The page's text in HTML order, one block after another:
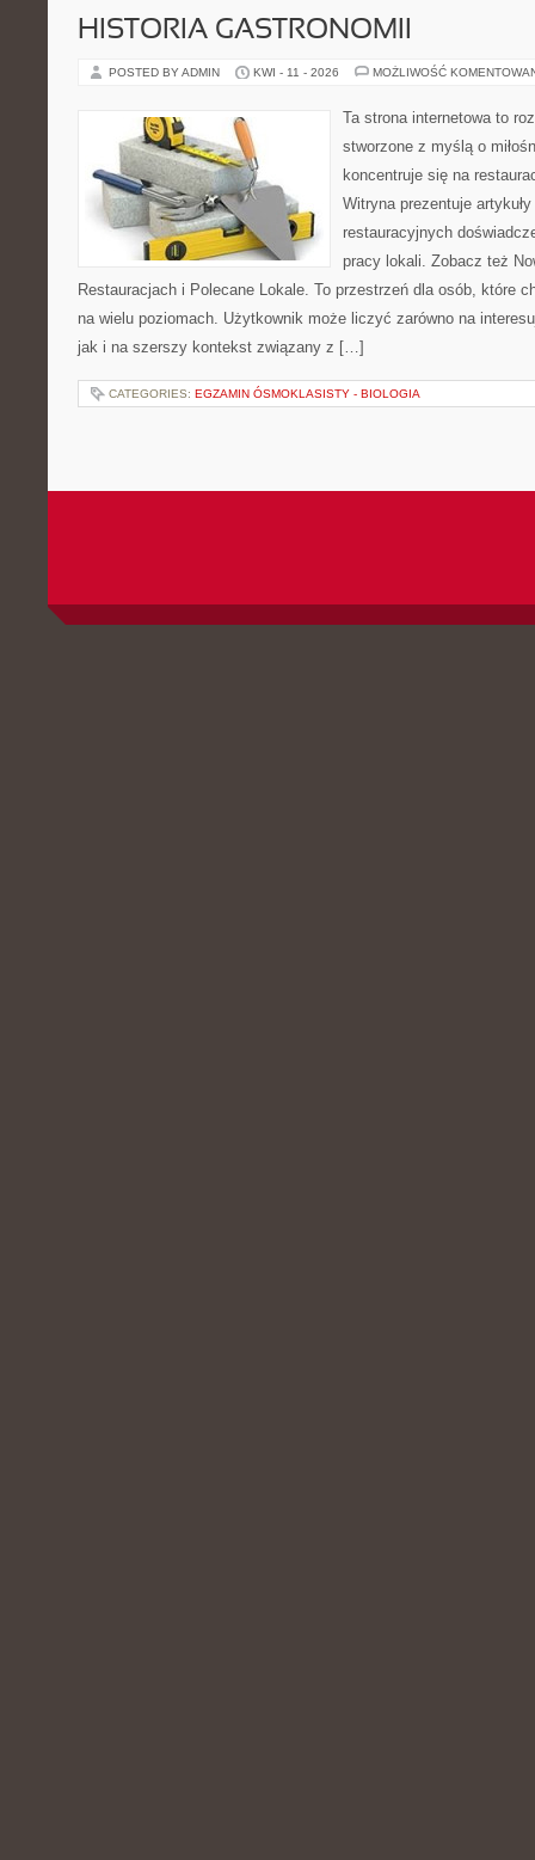
HISTORIA GASTRONOMII
POSTED BY ADMIN KWI - 11 - 2026 MOŻLIWOŚĆ
Ta strona internetowa to
stworzone z myślą o
koncentruje się na
Witryna prezentuje
restauracyjnych
pracy lokali. Zobacz też
Restauracjach i Polecane Lokale. To przestrzeń dla osób, które
na wielu poziomach. Użytkownik może liczyć zarówno na
jak i na szerszy kontekst związany z […]
CATEGORIES: EGZAMIN ÓSMOKLASISTY - BIOLOGIA